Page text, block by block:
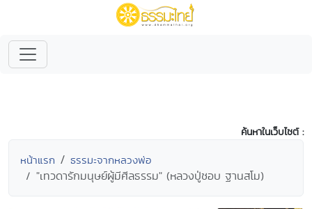
ค้นหาในเว็บไซต์ :
หน้าแรก ธรรมะจากหลวงพ่อ
"เทวดารักมนุษย์ผู้มีศีลธรรม" (หลวงปู่ชอบ ฐานสโม)